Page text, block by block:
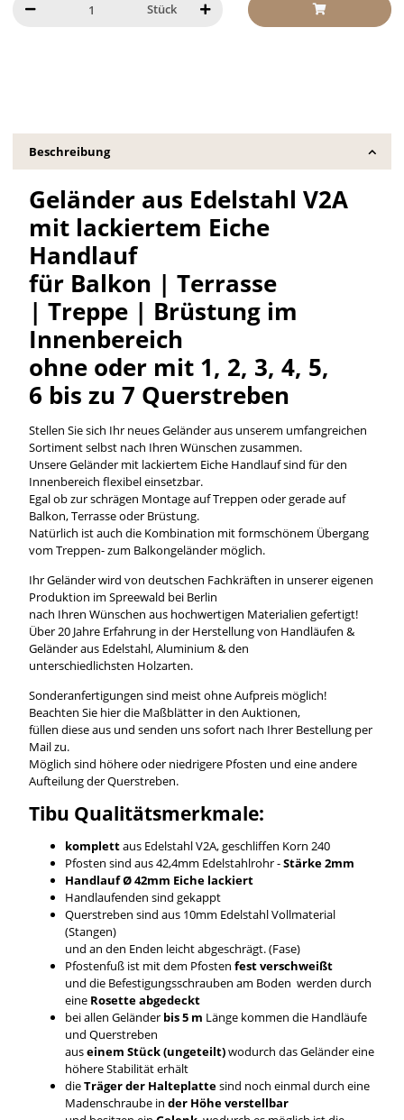
Stück
Beschreibung
Geländer aus Edelstahl V2A
mit lackiertem Eiche
Handlauf
für Balkon | Terrasse
| Treppe | Brüstung im
Innenbereich
ohne oder mit 1, 2, 3, 4, 5,
6 bis zu 7 Querstreben
Stellen Sie sich Ihr neues Geländer aus unserem umfangreichen
Sortiment selbst nach Ihren Wünschen zusammen.
Unsere Geländer mit lackiertem Eiche Handlauf sind für den
Innenbereich flexibel einsetzbar.
Egal ob zur schrägen Montage auf Treppen oder gerade auf
Balkon, Terrasse oder Brüstung.
Natürlich ist auch die Kombination mit formschönem Übergang
vom Treppen- zum Balkongeländer möglich.
Ihr Geländer wird von deutschen Fachkräften in unserer eigenen
Produktion im Spreewald bei Berlin
nach Ihren Wünschen aus hochwertigen Materialien gefertigt!
Über 20 Jahre Erfahrung in der Herstellung von Handläufen &
Geländer aus Edelstahl, Aluminium & den
unterschiedlichsten Holzarten.
Sonderanfertigungen sind meist ohne Aufpreis möglich!
Beachten Sie hier die Maßblätter in den Auktionen,
füllen diese aus und senden uns sofort nach Ihrer Bestellung per
Mail zu.
Möglich sind höhere oder niedrigere Pfosten und eine andere
Aufteilung der Querstreben.
Tibu Qualitätsmerkmale:
komplettaus Edelstahl V2A, geschliffen Korn 240
Pfosten sind aus 42,4mm Edelstahlrohr -Stärke 2mm
Handlauf Ø 42mm Eiche lackiert
Handlaufenden sind gekappt
Querstreben sind aus 10mm Edelstahl Vollmaterial
(Stangen)
und an den Enden leicht abgeschrägt. (Fase)
Pfostenfuß ist mit dem Pfosten fest verschweißt
und die Befestigungsschrauben am Boden werden durch
eine Rosette abgedeckt
bei allen Geländer bis 5 m Länge kommen die Handläufe
und Querstreben
auseinem Stück (ungeteilt)wodurch das Geländer eine
höhere Stabilität erhält
dieTräger der Halteplattesind noch einmal durch eine
Madenschraube in der Höhe verstellbar